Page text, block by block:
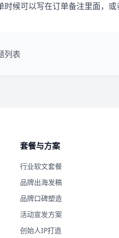
时候可以写在订单备注里面，或
列表
套餐与方案
行业软文套餐
品牌出海发稿
品牌口碑塑造
活动宣发方案
创始人IP打造